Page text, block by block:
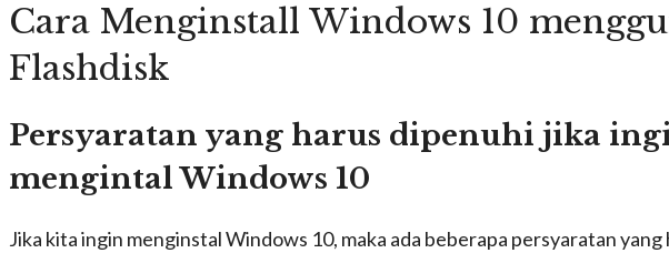
Cara Menginstall Windows 10
Flashdisk
Persyaratan yang harus dipenuhi jika
mengintal Windows 10
Jika kita ingin menginstal Windows 10, maka ada beberapa persyaratan yang